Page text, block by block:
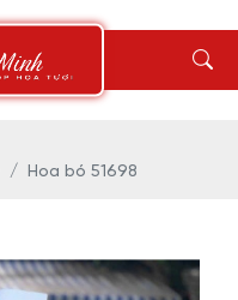
Hoa bó 51698